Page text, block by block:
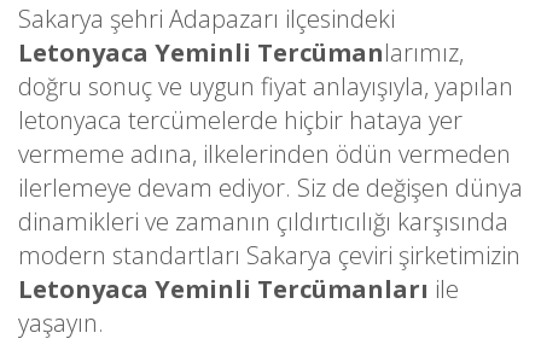
Sakarya şehri Adapazarı ilçesindeki
Letonyaca Yeminli Tercümanlarımız,
doğru sonuç ve uygun fiyat anlayışıyla, yapılan
letonyaca tercümelerde hiçbir hataya yer
vermeme adına, ilkelerinden ödün vermeden
ilerlemeye devam ediyor. Siz de değişen dünya
dinamikleri ve zamanın çıldırtıcılığı karşısında
modern standartları Sakarya çeviri şirketimizin
Letonyaca Yeminli Tercümanları ile
yaşayın.